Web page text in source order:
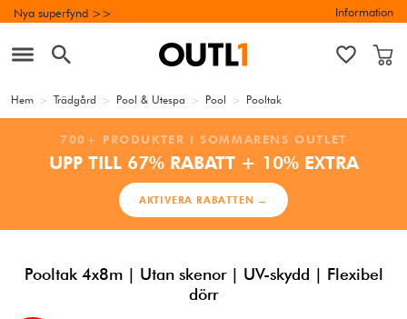
Nya superfynd >> Information
Hem > Trädgård > Pool & Utespa > Pool > Pooltak
700+ PRODUKTER I SOMMARENS OUTLET
UPP TILL 67% RABATT + 10% EXTRA
AKTIVERA RABATTEN →
Pooltak 4x8m | Utan skenor | UV-skydd | Flexibel
dörr